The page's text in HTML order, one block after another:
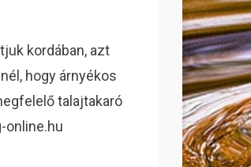
kordában, azt
hogy árnyékos
talajtakaró
online.hu